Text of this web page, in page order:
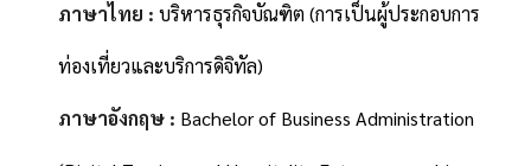
ภาษาไทย :บริหารธุรกิจบัณฑิต (การเป็นผู้ประกอบการ
ท่องเที่ยวและบริการดิจิทัล)
ภาษาอังกฤษ : Bachelor of Business Administration